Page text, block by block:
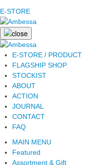
E-STORE
E-STORE / PRODUCT
FLAGSHIP SHOP
STOCKIST
ABOUT
ACTION
JOURNAL
CONTACT
FAQ
MAIN MENU
Featured
Assortment & Gift